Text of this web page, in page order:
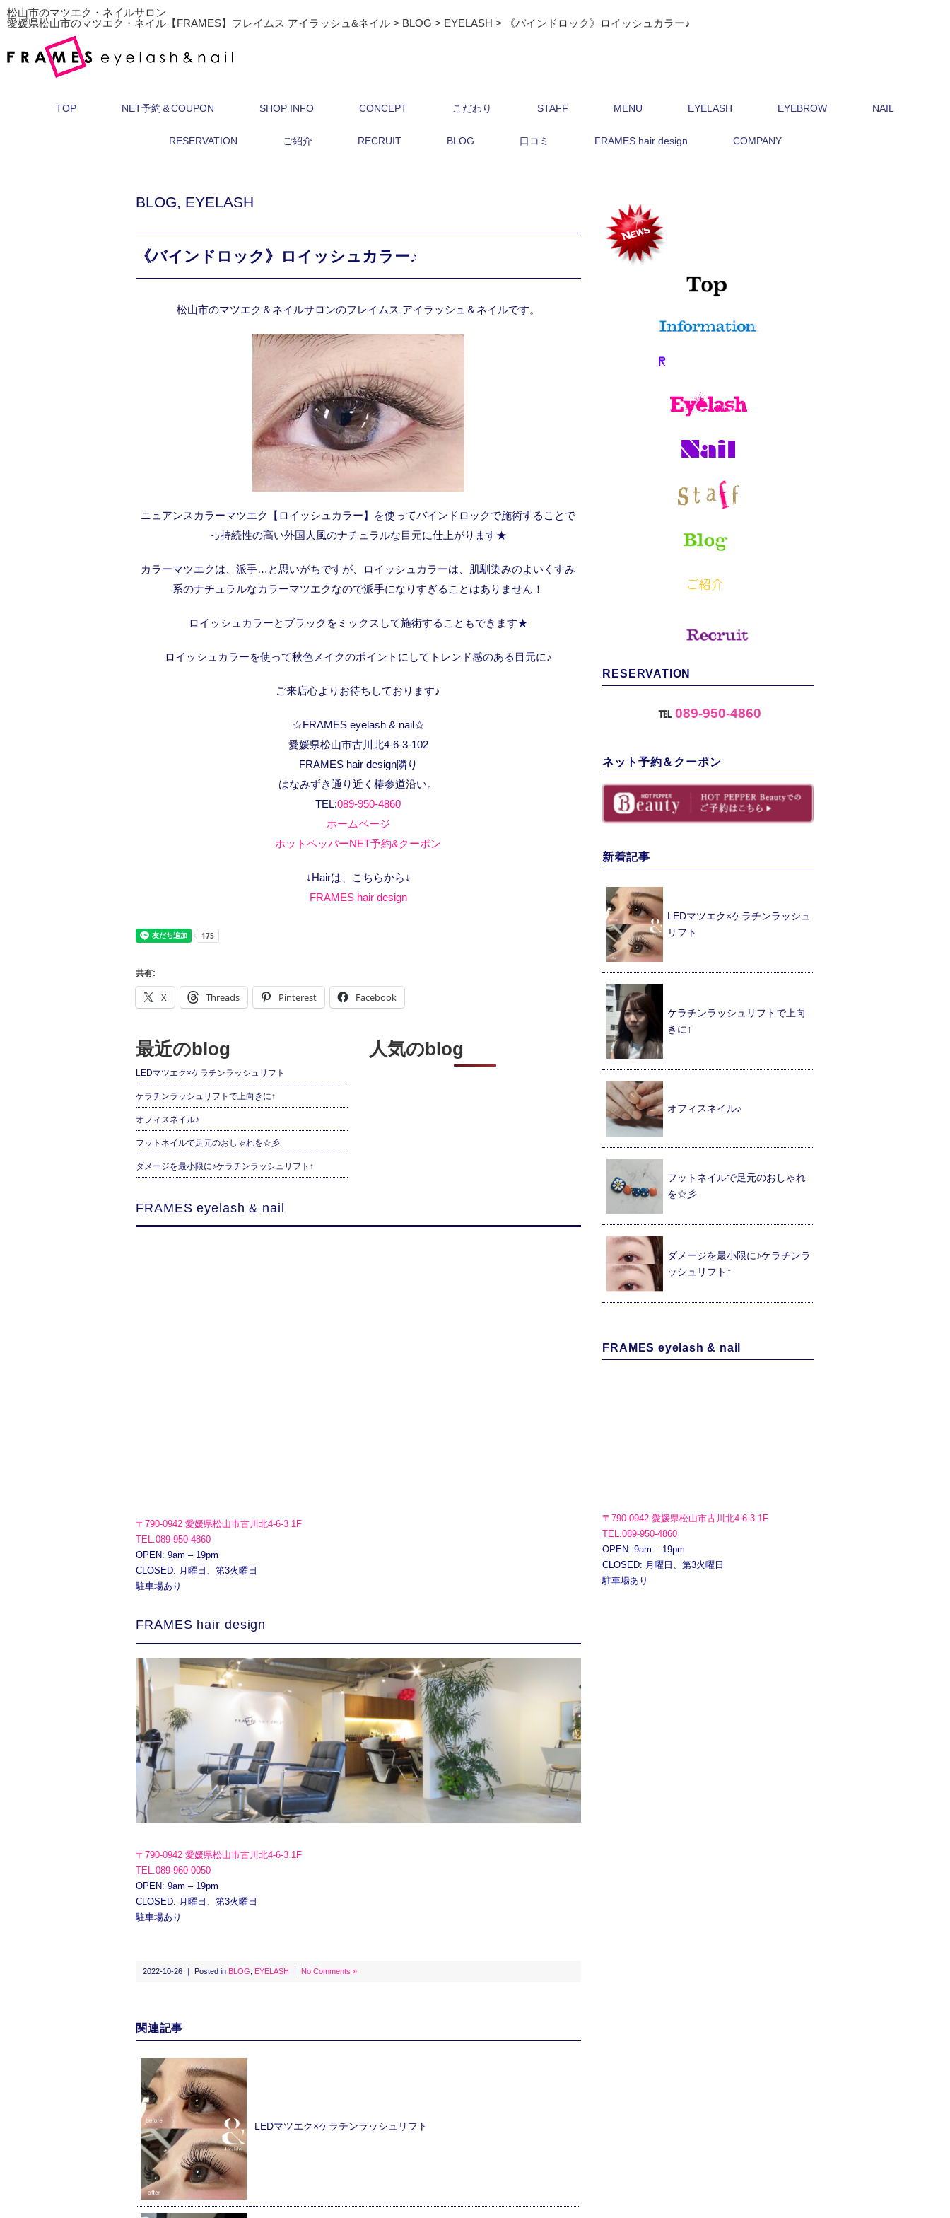
松山市のマツエク・ネイルサロン
愛媛県松山市のマツエク・ネイル【FRAMES】フレイムス アイラッシュ&ネイル > BLOG > EYELASH > 《バインドロック》ロイッシュカラー♪
TOP NET予約＆COUPON SHOP INFO CONCEPT こだわり STAFF MENU EYELASH EYEBROW NAIL
RESERVATION ご紹介 RECRUIT BLOG 口コミ FRAMES hair design COMPANY
BLOG, EYELASH
《バインドロック》ロイッシュカラー♪
松山市のマツエク＆ネイルサロンのフレイムス アイラッシュ＆ネイルです。
ニュアンスカラーマツエク【ロイッシュカラー】を使ってバインドロックで施術することで
っ持続性の高い外国人風のナチュラルな目元に仕上がります★
カラーマツエクは、派手…と思いがちですが、ロイッシュカラーは、肌馴染みのよいくすみ
系のナチュラルなカラーマツエクなので派手になりすぎることはありません！
ロイッシュカラーとブラックをミックスして施術することもできます★
ロイッシュカラーを使って秋色メイクのポイントにしてトレンド感のある目元に♪
ご来店心よりお待ちしております♪
☆FRAMES eyelash & nail☆
愛媛県松山市古川北4-6-3-102
FRAMES hair design隣り
はなみずき通り近く椿参道沿い。
TEL:089-950-4860
ホームページ
ホットペッパーNET予約&クーポン
↓Hairは、こちらから↓
FRAMES hair design
共有:
X Threads Pinterest Facebook
最近のblog
LEDマツエク×ケラチンラッシュリフト
ケラチンラッシュリフトで上向きに↑
オフィスネイル♪
フットネイルで足元のおしゃれを☆彡
ダメージを最小限に♪ケラチンラッシュリフト↑
人気のblog
FRAMES eyelash & nail
〒790-0942 愛媛県松山市古川北4-6-3 1F
TEL.089-950-4860
OPEN: 9am – 19pm
CLOSED: 月曜日、第3火曜日
駐車場あり
FRAMES hair design
〒790-0942 愛媛県松山市古川北4-6-3 1F
TEL.089-960-0050
OPEN: 9am – 19pm
CLOSED: 月曜日、第3火曜日
駐車場あり
2022-10-26 ｜ Posted in BLOG EYELASH ｜ No Comments »
関連記事
LEDマツエク×ケラチンラッシュリフト
RESERVATION
℡089-950-4860
ネット予約＆クーポン
新着記事
LEDマツエク×ケラチンラッシュ
リフト
ケラチンラッシュリフトで上向
きに↑
オフィスネイル♪
フットネイルで足元のおしゃれ
を☆彡
ダメージを最小限に♪ケラチンラ
ッシュリフト↑
FRAMES eyelash & nail
〒790-0942 愛媛県松山市古川北4-6-3 1F
TEL.089-950-4860
OPEN: 9am – 19pm
CLOSED: 月曜日、第3火曜日
駐車場あり